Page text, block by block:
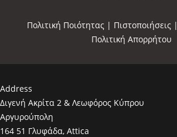
Πολιτική Ποιότητας| Πιστοποιήσεις|
Πολιτική Απορρήτου
Address
Διγενή Ακρίτα 2 & Λεωφόρος Κύπρου
Αργυρούπολη
164 51 Γλυφάδα, Attica